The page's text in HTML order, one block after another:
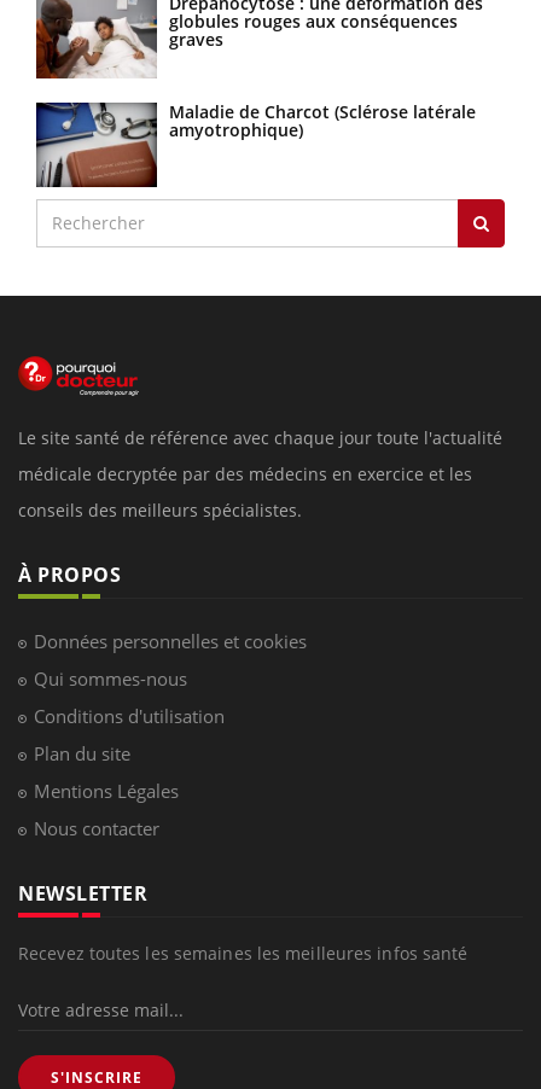
globules rouges aux conséquences
graves
Maladie de Charcot (Sclérose latérale
amyotrophique)
Le site santé de référence avec chaque jour toute l'actualité
médicale decryptée par des médecins en exercice et les
conseils des meilleurs spécialistes.
À PROPOS
Données personnelles et cookies
Qui sommes-nous
Conditions d'utilisation
Plan du site
Mentions Légales
Nous contacter
NEWSLETTER
Recevez toutes les semaines les meilleures infos santé
S'INSCRIRE